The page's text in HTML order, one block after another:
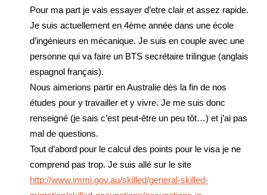
Pour ma part je vais essayer d’etre clair et assez rapide.
Je suis actuellement en 4ème année dans une école
d’ingénieurs en mécanique. Je suis en couple avec une
personne qui va faire un BTS secrétaire trilingue (anglais
espagnol français).
Nous aimerions partir en Australie dès la fin de nos
études pour y travailler et y vivre. Je me suis donc
renseigné (je sais c’est peut-être un peu tôt…) et j’ai pas
mal de questions.
Tout d’abord pour le calcul des points pour le visa je ne
comprend pas trop. Je suis allé sur le site
http://www.immi.gov.au/skilled/general-skilled-